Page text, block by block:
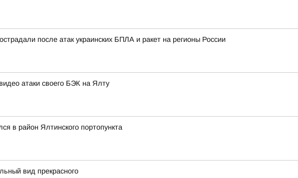
после атак украинских БПЛА и ракет на регионы России
атаки своего БЭК на Ялту
в район Ялтинского портопункта
вид прекрасного